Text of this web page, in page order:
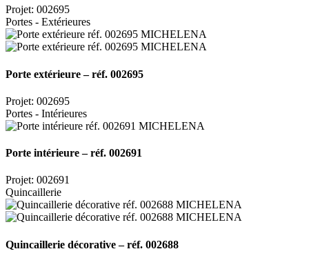
Projet: 002695
Portes - Extérieures
Porte extérieure – réf. 002695
Projet: 002695
Portes - Intérieures
Porte intérieure – réf. 002691
Projet: 002691
Quincaillerie
Quincaillerie décorative – réf. 002688